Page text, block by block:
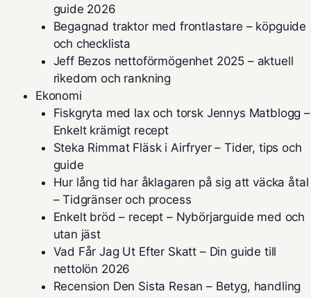
guide 2026
Begagnad traktor med frontlastare – köpguide
och checklista
Jeff Bezos nettoförmögenhet 2025 – aktuell
rikedom och rankning
Ekonomi
Fiskgryta med lax och torsk Jennys Matblogg –
Enkelt krämigt recept
Steka Rimmat Fläsk i Airfryer – Tider, tips och
guide
Hur lång tid har åklagaren på sig att väcka åtal
– Tidgränser och process
Enkelt bröd – recept – Nybörjarguide med och
utan jäst
Vad Får Jag Ut Efter Skatt – Din guide till
nettolön 2026
Recension Den Sista Resan – Betyg, handling